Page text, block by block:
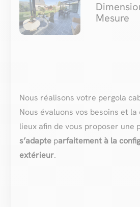
Mesure
Nous réalisons votre pergola
Nous évaluons vos besoins et
lieux afin de vous proposer une
s’adapte parfaitement à la
extérieur.